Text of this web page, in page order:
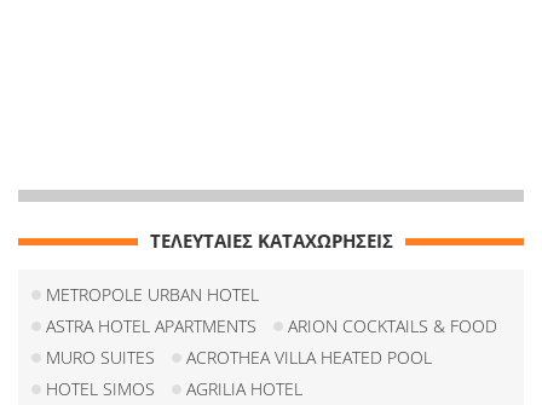
ΤΕΛΕΥΤΑΙΕΣ ΚΑΤΑΧΩΡΗΣΕΙΣ
METROPOLE URBAN HOTEL
ASTRA HOTEL APARTMENTS
ARION COCKTAILS & FOOD
MURO SUITES
ACROTHEA VILLA HEATED POOL
HOTEL SIMOS
AGRILIA HOTEL